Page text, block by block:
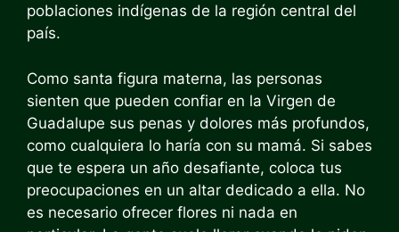
poblaciones indígenas de la región central del
país.
Como santa figura materna, las personas
sienten que pueden confiar en la Virgen de
Guadalupe sus penas y dolores más profundos,
como cualquiera lo haría con su mamá. Si sabes
que te espera un año desafiante, coloca tus
preocupaciones en un altar dedicado a ella. No
es necesario ofrecer flores ni nada en